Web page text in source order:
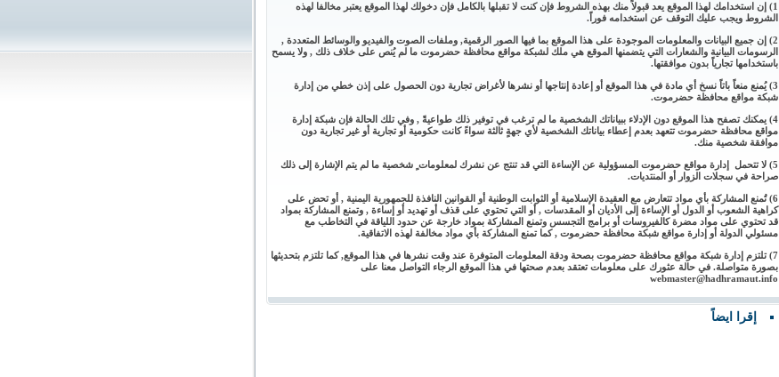
1) إن استخدامك لهذا الموقع يعد قبولاً منك بهذه الشروط فإن كنت لا تقبلها بالكامل فإن دخولك لهذا الموقع يعتبر مخالفا لهذه
الشروط ويجب عليك التوقف عن استخدامه فوراً.
2) إن جميع البيانات والمعلومات الموجودة على هذا الموقع بما فيها الصور الرقمية, وملفات الصوت والفيديو والوسائط المتعددة ,
الرسومات البيانية والشعارات التي يتضمنها الموقع هي ملك لشبكة مواقع محافظة حضرموت ما لم يُنص على خلاف ذلك , ولا يسمح
باستخدامها تجارياً بدون موافقتها.
3) يُمنع منعاً باتاً نسخ أي مادة في هذا الموقع أو إعادة إنتاجها أو نشرها لأغراض تجارية دون الحصول على إذن خطي من إدارة
شبكة مواقع محافظة حضرموت.
4) يمكنك تصفح هذا الموقع دون الإدلاء ببياناتك الشخصية ما لم ترغب في توفير ذلك طواعيةً , وفي تلك الحالة فإن شبكة إدارة
مواقع محافظة حضرموت تتعهد بعدم إعطاء بياناتك الشخصية لأي جهةٍ ثالثة سواءً كانت حكومية أو تجارية أو غير تجارية دون
موافقة شخصية منك.
5) لا تتحمل إدارة مواقع حضرموت المسؤولية عن الإساءة التي قد تنتج عن نشرك لمعلومات ٍ شخصية ما لم يتم الإشارة إلى ذلك
صراحة في سجلات الزوار أو المنتديات.
6) تُمنع المشاركة بأي مواد تتعارض مع العقيدة الإسلامية أو الثوابت الوطنية أو القوانين النافذة للجمهورية اليمنية , أو تحض على
كراهية الشعوب أو الدول أو الإساءة إلى الأديان أو المقدسات , أو التي تحتوي على قذف أو تهديد أو إساءة , وتمنع المشاركة بمواد
قد تحتوي على مواد مضرة كالفيروسات أو برامج التجسس وتمنع المشاركة بمواد خارجة عن حدود اللياقة في التخاطب مع
مسئولي الدولة أو إدارة مواقع شبكة محافظة حضرموت , كما تمنع المشاركة بأي مواد مخالفة لهذه الاتفاقية.
7) تلتزم إدارة شبكة مواقع محافظة حضرموت بصحة ودقة المعلومات المتوفرة عند وقت نشرها في هذا الموقع, كما تلتزم بتحديثها
بصورة متواصلة. في حالة عثورك على معلومات تعتقد بعدم صحتها في هذا الموقع الرجاء التواصل معنا على
webmaster@hadhramaut.info
إقرا ايضاً